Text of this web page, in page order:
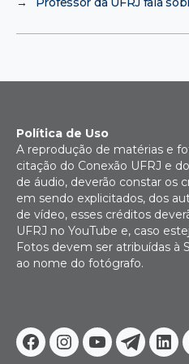
Facebook
Instagram
Youtube
Política de Uso
A reprodução de matérias e
citação do Conexão UFRJ e
de áudio, deverão constar os
em sendo explicitados, dos
de vídeo, esses créditos
UFRJ no YouTube e, caso
Fotos devem ser atribuídas à
ao nome do fotógrafo.